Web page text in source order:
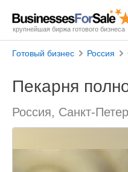
крупнейшая биржа готового бизнеса
Готовый бизнес Россия
Пекарня
Россия, Санкт-